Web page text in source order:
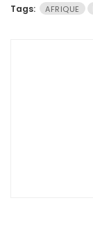
Tags: AFRIQUE